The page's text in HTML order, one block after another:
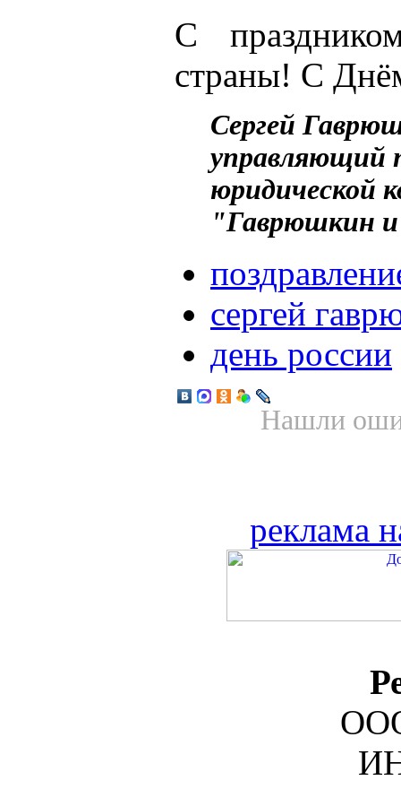
С
страны! С
Сергей
управляющий
юридической
"Гаврюшкин
сергей
день россии
Нашли
реклама